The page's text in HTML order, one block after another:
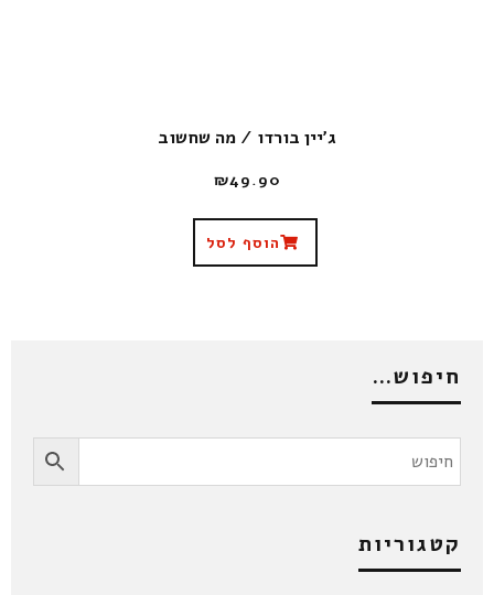
ג'יין בורדו / מה שחשוב
₪49.90
הוסף לסל
חיפוש…
קטגוריות